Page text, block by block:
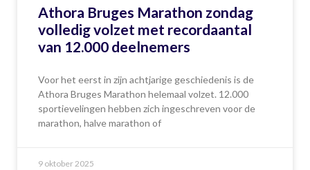
Athora Bruges Marathon zondag
volledig volzet met recordaantal
van 12.000 deelnemers
Voor het eerst in zijn achtjarige geschiedenis is de
Athora Bruges Marathon helemaal volzet. 12.000
sportievelingen hebben zich ingeschreven voor de
marathon, halve marathon of
9 oktober 2025